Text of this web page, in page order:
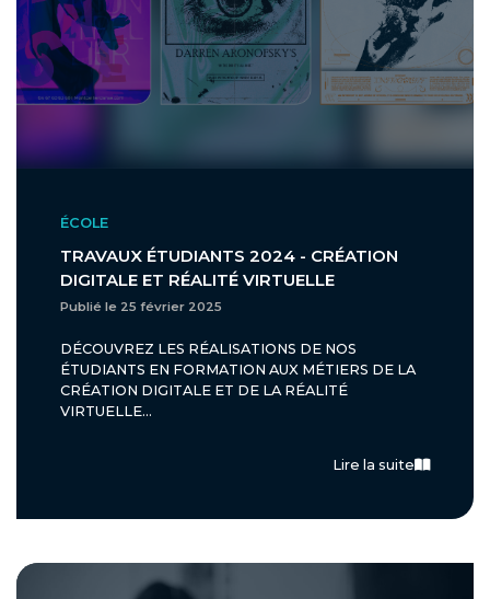
ÉCOLE
TRAVAUX ÉTUDIANTS 2024 - CRÉATION
DIGITALE ET RÉALITÉ VIRTUELLE
Publié le 25 février 2025
DÉCOUVREZ LES RÉALISATIONS DE NOS
ÉTUDIANTS EN FORMATION AUX MÉTIERS DE LA
CRÉATION DIGITALE ET DE LA RÉALITÉ
VIRTUELLE...
Lire la suite